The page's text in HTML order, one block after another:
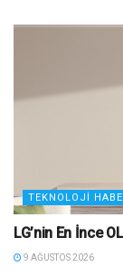
TEKNOLOJI
LG’nin En İnce
9 AĞUSTOS 2026